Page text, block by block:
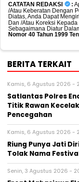
CATATAN REDAKSI :
/Atau Keberatan Dengan
Diatas, Anda Dapat
Dan /Atau Koreksi
Sebagaimana Diatur
Nomor 40 Tahun 1999
BERITA TERKAIT
Kamis, 6 Agustus 2026 -
Satlantas Polres
Titik Rawan
Pencegahan
Kamis, 6 Agustus 2026 -
Riung Punya Jati
Tolak Nama
Senin, 3 Agustus 2026 -